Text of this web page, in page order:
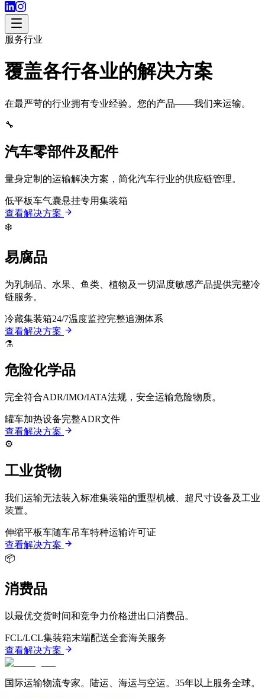
服务行业
覆盖各行各业的解决方案
在最严苛的行业拥有专业经验。您的产品——我们来运输。
🔧
汽车零部件及配件
量身定制的运输解决方案，简化汽车行业的供应链管理。
低平板车气囊悬挂专用集装箱
查看解决方案
❄️
易腐品
为乳制品、水果、鱼类、植物及一切温度敏感产品提供完整冷
链服务。
冷藏集装箱24/7温度监控完整追溯体系
查看解决方案
⚗️
危险化学品
完全符合ADR/IMO/IATA法规，安全运输危险物质。
罐车加热设备完整ADR文件
查看解决方案
⚙️
工业货物
我们运输无法装入标准集装箱的重型机械、超尺寸设备及工业
装置。
伸缩平板车随车吊车特种运输许可证
查看解决方案
📦
消费品
以最优交货时间和竞争力价格进出口消费品。
FCL/LCL集装箱末端配送全套海关服务
查看解决方案
国际运输物流专家。陆运、海运与空运。35年以上服务全球。